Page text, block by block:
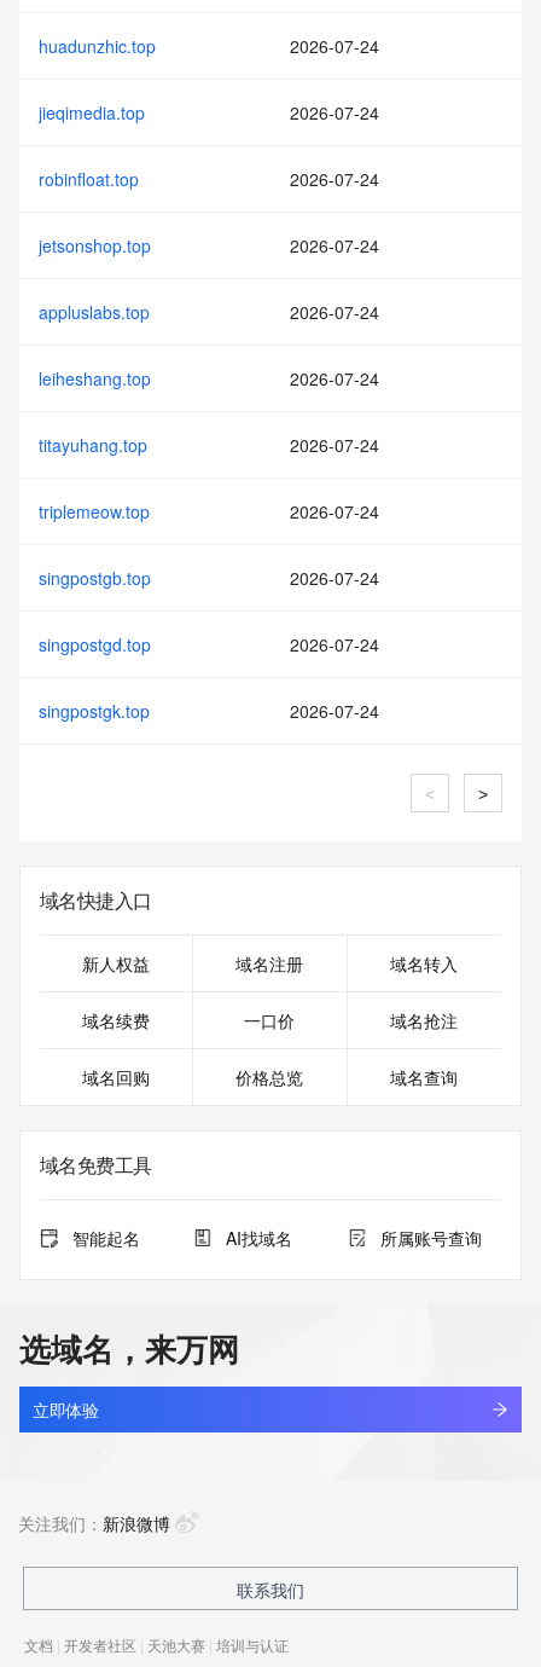
huadunzhic.top 2026-07-24
jieqimedia.top 2026-07-24
robinfloat.top 2026-07-24
jetsonshop.top 2026-07-24
appluslabs.top 2026-07-24
leiheshang.top 2026-07-24
titayuhang.top 2026-07-24
triplemeow.top 2026-07-24
singpostgb.top 2026-07-24
singpostgd.top 2026-07-24
singpostgk.top 2026-07-24
< >
域名快捷入口
新人权益 域名注册 域名转入
域名续费 一口价 域名抢注
域名回购 价格总览 域名查询
域名免费工具
智能起名 AI找域名 所属账号查询
选域名，来万网
立即体验
关注我们： 新浪微博
联系我们
文档 | 开发者社区 | 天池大赛 | 培训与认证